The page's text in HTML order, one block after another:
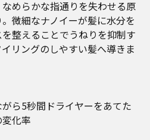
めらかな指通りを失わせる原
微細なナノイーが髪に水分を
整えることでうねりを抑制す
リングのしやすい髪へ導きま
ら5秒間ドライヤーをあてた
化率